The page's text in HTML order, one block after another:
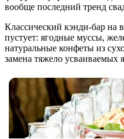
вообще последний тренд
Классический кэнди-бар на
пустует: ягодные муссы,
натуральные конфеты из
замена тяжело усваиваемых